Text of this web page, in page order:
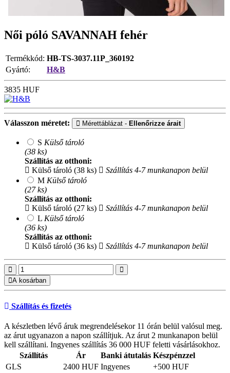
Női póló SAVANNAH fehér
Termékkód: HB-TS-3037.11P_360192
Gyártó:
H&B
3835 HUF
Válasszon méretet: Mérettáblázat - Ellenőrizze árait
S Külső tároló
(38 ks)
Szállítás az otthoni:
Külső tároló (38 ks)
Szállítás 4-7 munkanapon belül
M Külső tároló
(27 ks)
Szállítás az otthoni:
Külső tároló (27 ks)
Szállítás 4-7 munkanapon belül
L Külső tároló
(36 ks)
Szállítás az otthoni:
Külső tároló (36 ks)
Szállítás 4-7 munkanapon belül
A kosárban
Szállítás és fizetés
A készletben lévő áruk megrendelésekor 11 órán belül valósul meg.
az árut ugyanazon a napon szállítjuk. Az árut 2 munkanapon belül
kell szállítani. Ingyenes szállítás 36 000 HUF feletti vásárlásokhoz.
Szállítás
Ár Banki átutalás Készpénzzel
GLS
2400 HUF Ingyenes
+500 HUF